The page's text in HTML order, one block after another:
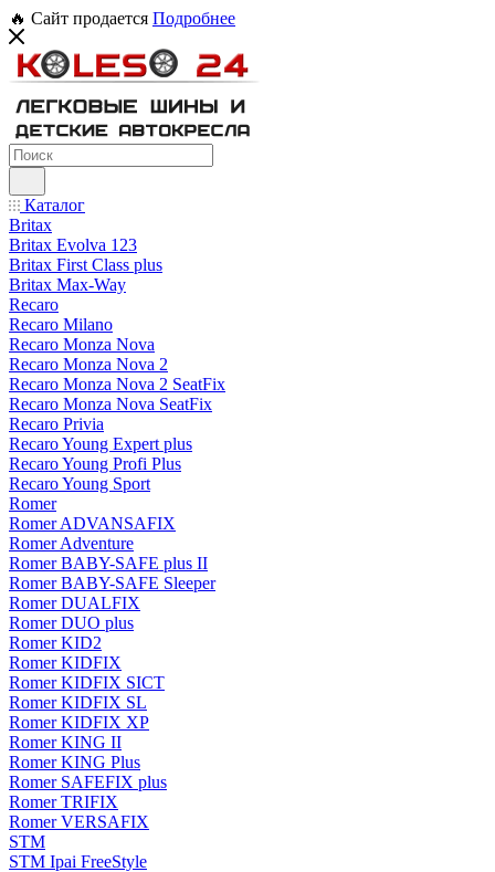
🔥 Сайт продается Подробнее
Каталог
Britax
Britax Evolva 123
Britax First Class plus
Britax Max-Way
Recaro
Recaro Milano
Recaro Monza Nova
Recaro Monza Nova 2
Recaro Monza Nova 2 SeatFix
Recaro Monza Nova SeatFix
Recaro Privia
Recaro Young Expert plus
Recaro Young Profi Plus
Recaro Young Sport
Romer
Romer ADVANSAFIX
Romer Adventure
Romer BABY-SAFE plus II
Romer BABY-SAFE Sleeper
Romer DUALFIX
Romer DUO plus
Romer KID2
Romer KIDFIX
Romer KIDFIX SICT
Romer KIDFIX SL
Romer KIDFIX XP
Romer KING II
Romer KING Plus
Romer SAFEFIX plus
Romer TRIFIX
Romer VERSAFIX
STM
STM Ipai FreeStyle